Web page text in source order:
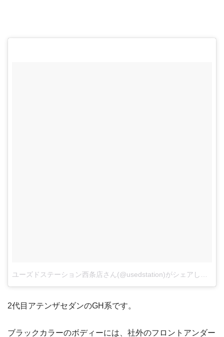
2代目アテンザセダンのGH系です。
ブラックカラーのボディーには、社外のフロントアンダー